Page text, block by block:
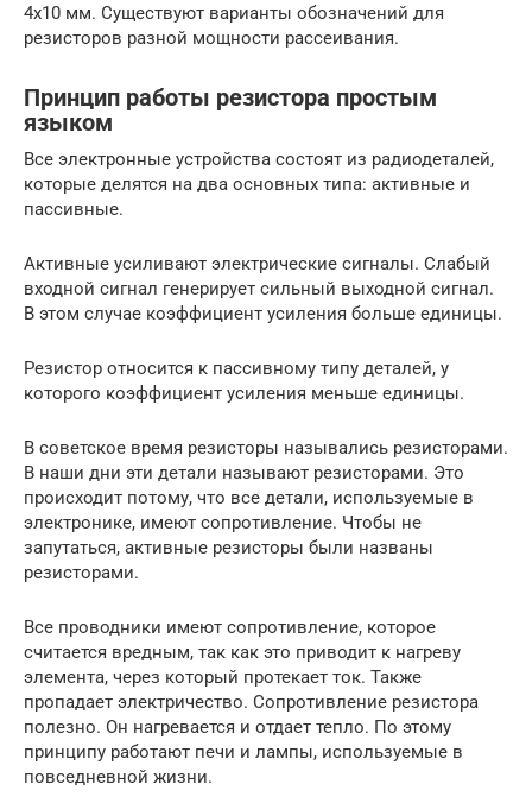
4х10 мм. Существуют варианты обозначений для
резисторов разной мощности рассеивания.
Принцип работы резистора простым
языком
Все электронные устройства состоят из радиодеталей,
которые делятся на два основных типа: активные и
пассивные.
Активные усиливают электрические сигналы. Слабый
входной сигнал генерирует сильный выходной сигнал.
В этом случае коэффициент усиления больше единицы.
Резистор относится к пассивному типу деталей, у
которого коэффициент усиления меньше единицы.
В советское время резисторы назывались резисторами.
В наши дни эти детали называют резисторами. Это
происходит потому, что все детали, используемые в
электронике, имеют сопротивление. Чтобы не
запутаться, активные резисторы были названы
резисторами.
Все проводники имеют сопротивление, которое
считается вредным, так как это приводит к нагреву
элемента, через который протекает ток. Также
пропадает электричество. Сопротивление резистора
полезно. Он нагревается и отдает тепло. По этому
принципу работают печи и лампы, используемые в
повседневной жизни.